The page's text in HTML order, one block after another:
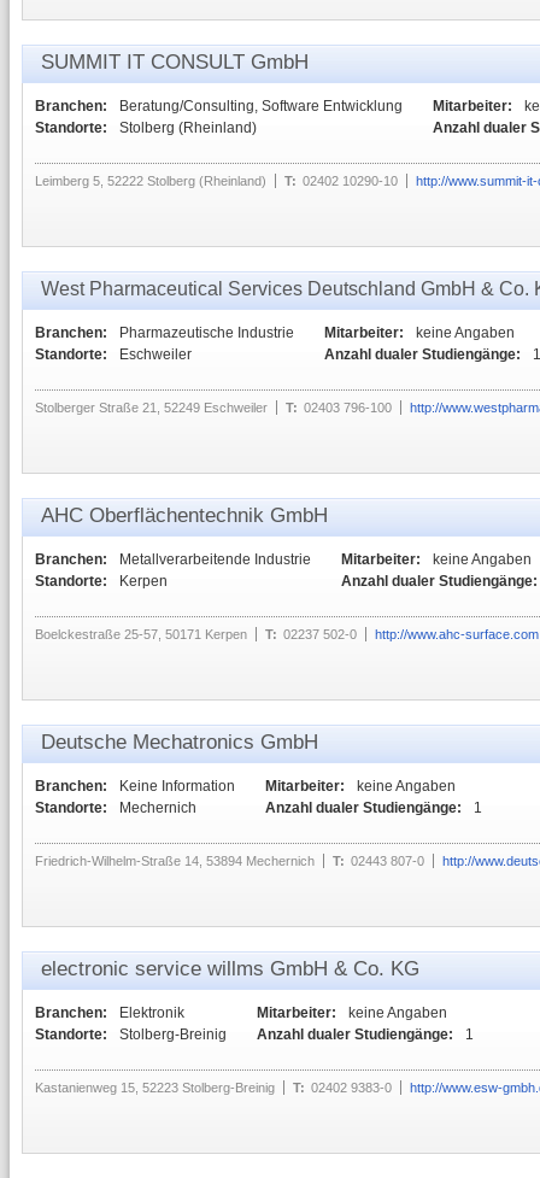
SUMMIT IT CONSULT GmbH
Branchen:
Beratung/Consulting, Software Entwicklung
Standorte:
Stolberg (Rheinland)
Mitarbeiter:
Anzahl dualer
Leimberg 5, 52222 Stolberg (Rheinland) T: 02402 10290-10 http://www.summit-
West Pharmaceutical Services Deutschland GmbH & Co.
Branchen:
Pharmazeutische Industrie
Standorte:
Eschweiler
Mitarbeiter:
keine Angaben
Anzahl dualer Studiengänge:
1
Stolberger Straße 21, 52249 Eschweiler T: 02403 796-100 http://
AHC Oberflächentechnik GmbH
Branchen:
Metallverarbeitende Industrie
Standorte:
Kerpen
Mitarbeiter:
keine Angaben
Anzahl dualer Studiengänge:
Boelckestraße 25-57, 50171 Kerpen T: 02237 502-0 http://www.ahc-surface.com
Deutsche Mechatronics GmbH
Branchen:
Keine Information
Standorte:
Mechernich
Mitarbeiter:
keine Angaben
Anzahl dualer Studiengänge:
1
Friedrich-Wilhelm-Straße 14, 53894 Mechernich T: 02443 807-0 http://
electronic service willms GmbH & Co. KG
Branchen:
Elektronik
Standorte:
Stolberg-Breinig
Mitarbeiter:
keine Angaben
Anzahl dualer Studiengänge:
1
Kastanienweg 15, 52223 Stolberg-Breinig T: 02402 9383-0 http://www.esw-